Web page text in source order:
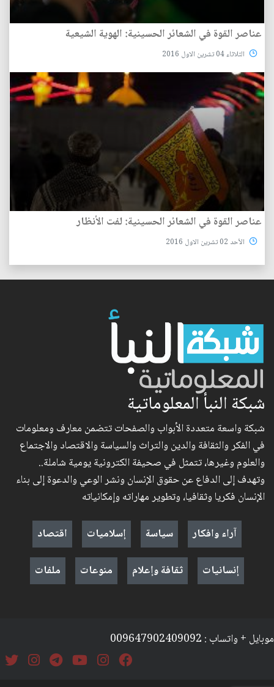
عناصر القوة في الشعائر الحسينية: الهوية الشيعية
الثلاثاء 04 تشرين الاول 2016
عناصر القوة في الشعائر الحسينية: لفت الأنظار
الأحد 02 تشرين الاول 2016
شبكة النبأ المعلوماتية
شبكة واسعة متعددة الأبواب والصفحات تتضمن معارف ومعلومات
في الفكر والثقافة والدين والتراث والسياسة والاقتصاد والاجتماع
والعلوم وغيرها، تتمثل في صحيفة الكترونية يومية شاملة..
وتهدف إلى الدفاع عن حقوق الإنسان ونشر الوعي والدعوة إلى بناء
الإنسان فكريا وثقافيا، وتطوير مهاراته وإمكانياته
آراء وافكار
سياسة إسلاميات
اقتصاد
إنسانيات
ثقافة وإعلام منوعات ملفات
موبايل + واتساب : 009647902409092